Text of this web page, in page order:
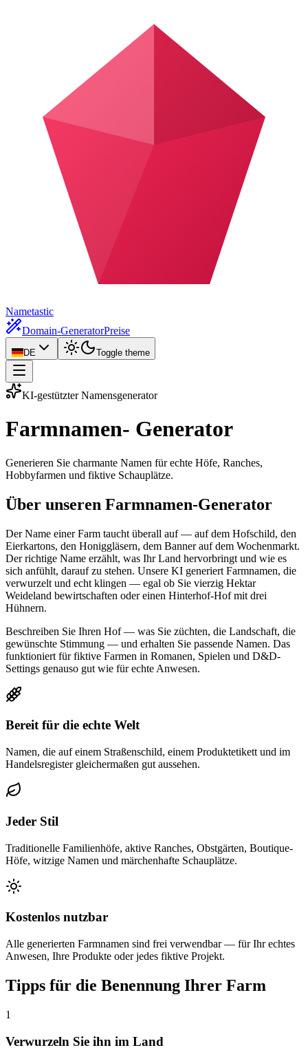
Nametastic
Domain-GeneratorPreise
DE Toggle theme
KI-gestützter Namensgenerator
Farmnamen- Generator
Generieren Sie charmante Namen für echte Höfe, Ranches,
Hobbyfarmen und fiktive Schauplätze.
Über unseren Farmnamen-Generator
Der Name einer Farm taucht überall auf — auf dem Hofschild, den
Eierkartons, den Honiggläsern, dem Banner auf dem Wochenmarkt.
Der richtige Name erzählt, was Ihr Land hervorbringt und wie es
sich anfühlt, darauf zu stehen. Unsere KI generiert Farmnamen, die
verwurzelt und echt klingen — egal ob Sie vierzig Hektar
Weideland bewirtschaften oder einen Hinterhof-Hof mit drei
Hühnern.
Beschreiben Sie Ihren Hof — was Sie züchten, die Landschaft, die
gewünschte Stimmung — und erhalten Sie passende Namen. Das
funktioniert für fiktive Farmen in Romanen, Spielen und D&D-
Settings genauso gut wie für echte Anwesen.
Bereit für die echte Welt
Namen, die auf einem Straßenschild, einem Produktetikett und im
Handelsregister gleichermaßen gut aussehen.
Jeder Stil
Traditionelle Familienhöfe, aktive Ranches, Obstgärten, Boutique-
Höfe, witzige Namen und märchenhafte Schauplätze.
Kostenlos nutzbar
Alle generierten Farmnamen sind frei verwendbar — für Ihr echtes
Anwesen, Ihre Produkte oder jedes fiktive Projekt.
Tipps für die Benennung Ihrer Farm
1
Verwurzeln Sie ihn im Land